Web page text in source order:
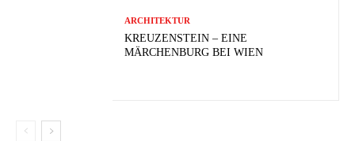
ARCHITEKTUR
KREUZENSTEIN – EINE
MÄRCHENBURG BEI WIEN